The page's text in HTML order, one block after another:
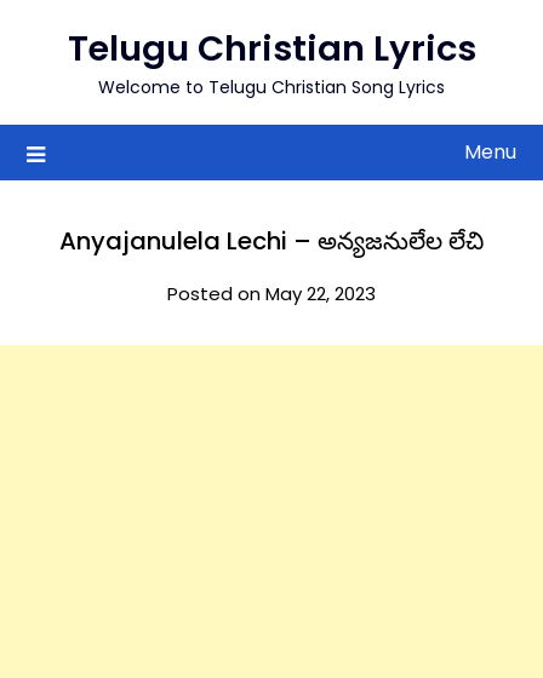
Telugu Christian Lyrics
Welcome to Telugu Christian Song Lyrics
Menu
Anyajanulela Lechi – అన్యజనులేల లేచి
Posted on May 22, 2023